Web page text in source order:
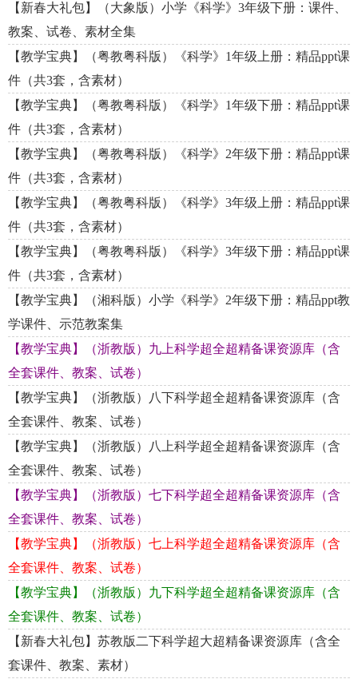
【新春大礼包】（大象版）小学《科学》3年级下册：课件、
教案、试卷、素材全集
【教学宝典】（粤教粤科版）《科学》1年级上册：精品ppt课
件（共3套，含素材）
【教学宝典】（粤教粤科版）《科学》1年级下册：精品ppt课
件（共3套，含素材）
【教学宝典】（粤教粤科版）《科学》2年级下册：精品ppt课
件（共3套，含素材）
【教学宝典】（粤教粤科版）《科学》3年级上册：精品ppt课
件（共3套，含素材）
【教学宝典】（粤教粤科版）《科学》3年级下册：精品ppt课
件（共3套，含素材）
【教学宝典】（湘科版）小学《科学》2年级下册：精品ppt教
学课件、示范教案集
【教学宝典】（浙教版）九上科学超全超精备课资源库（含
全套课件、教案、试卷）
【教学宝典】（浙教版）八下科学超全超精备课资源库（含
全套课件、教案、试卷）
【教学宝典】（浙教版）八上科学超全超精备课资源库（含
全套课件、教案、试卷）
【教学宝典】（浙教版）七下科学超全超精备课资源库（含
全套课件、教案、试卷）
【教学宝典】（浙教版）七上科学超全超精备课资源库（含
全套课件、教案、试卷）
【教学宝典】（浙教版）九下科学超全超精备课资源库（含
全套课件、教案、试卷）
【新春大礼包】苏教版二下科学超大超精备课资源库（含全
套课件、教案、素材）